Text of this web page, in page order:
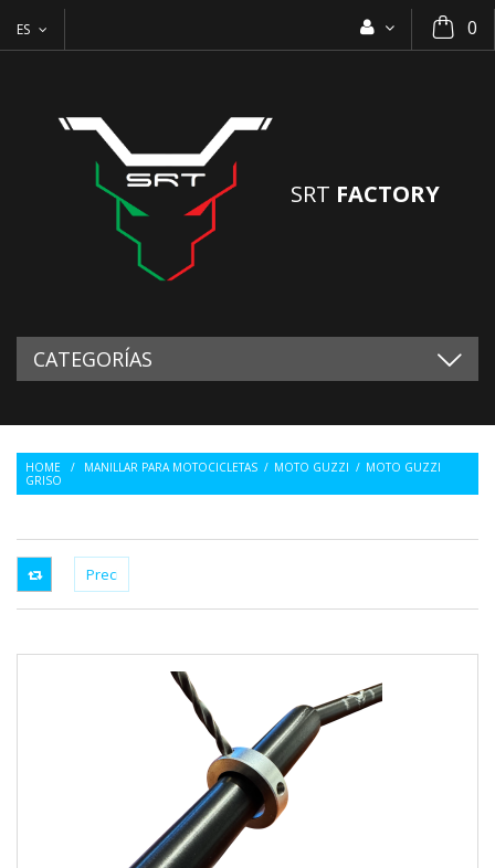
0
ES
SRT FACTORY
CATEGORÍAS
HOME / MANILLAR PARA MOTOCICLETAS / MOTO GUZZI / MOTO GUZZI
GRISO